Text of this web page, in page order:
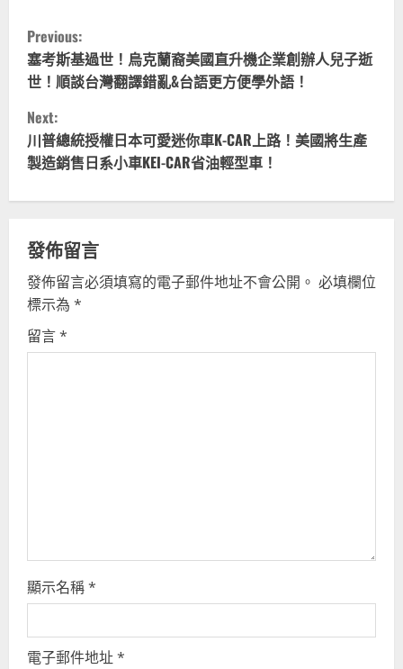
C
o
n
t
i
u
e
R
g
Previous:
塞考斯基過世！烏克蘭裔美國直升機企業創辦人兒子逝
世！順談台灣翻譯錯亂&台語更方便學外語！
Next:
川普總統授權日本可愛迷你車K-CAR上路！美國將生產
製造銷售日系小車KEI-CAR省油輕型車！
發佈留言
發佈留言必須填寫的電子郵件地址不會公開。 必填欄位
標示為 *
留言*
顯示名稱*
電子郵件地址*